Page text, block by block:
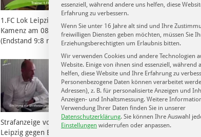
1.FC Lok Leipzig – SV Einheit
Kamenz am 08.09.13
(Endstand 9:8 n.E.)
Leipzig vs. SV Einheit
Strafanzeige vom 1.FC Lok
Leipzig gegen Berliner AK 07,
1.FC Lok Leipzig -
essenziell, während andere uns helfen, diese
Erfahrung zu verbessern.
Wenn Sie unter 16 Jahre alt sind und Ihre
freiwilligen Diensten geben möchten, müssen Sie
Erziehungsberechtigten um Erlaubnis bitten.
Wir verwenden Cookies und andere Technologien
Website. Einige von ihnen sind essenziell, während
helfen, diese Website und Ihre Erfahrung zu
Personenbezogene Daten können verarbeitet
Adressen), z. B. für personalisierte Anzeigen und
Anzeigen- und Inhaltsmessung. Weitere
Verwendung Ihrer Daten finden Sie in unserer
Datenschutzerklärung. Sie können Ihre Auswahl
Einstellungen widerrufen oder anpassen.